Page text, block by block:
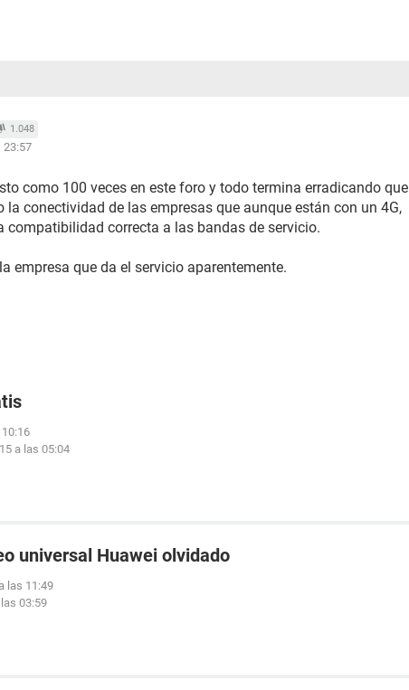
1.048
23:57
como 100 veces en este foro y todo termina erradicando que
la conectividad de las empresas que aunque están con un 4G,
compatibilidad correcta a las bandas de servicio.
empresa que da el servicio aparentemente.
a las 05:04
universal Huawei olvidado
las 11:49
03:59